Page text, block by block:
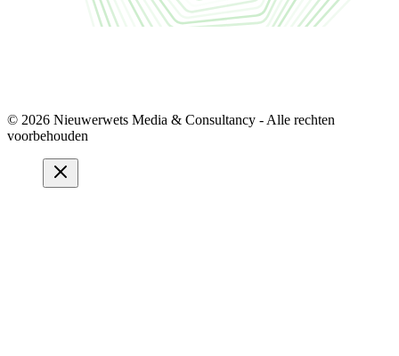
© 2026 Nieuwerwets Media & Consultancy - Alle rechten
voorbehouden